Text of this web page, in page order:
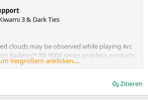
3 & Dark Ties
clouds may be observed while playing Arc
Radeon™ RX 9000 series graphics products.
application crash may be observed when
Vergrößern anklicken....
Zitieren